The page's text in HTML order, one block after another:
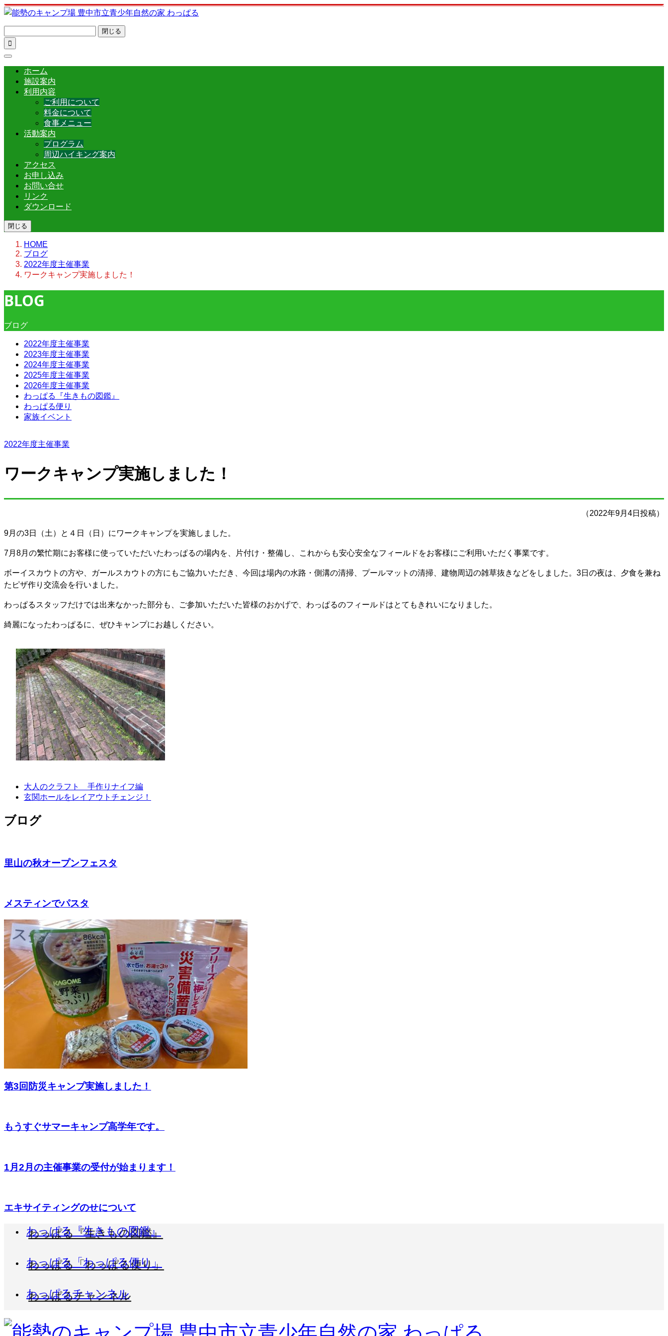
閉じる

ホーム
施設案内
利用内容
ご利用について
料金について
食事メニュー
活動案内
プログラム
周辺ハイキング案内
アクセス
お申し込み
お問い合せ
リンク
ダウンロード
閉じる
HOME
ブログ
2022年度主催事業
ワークキャンプ実施しました！
BLOG
ブログ
2022年度主催事業
2023年度主催事業
2024年度主催事業
2025年度主催事業
2026年度主催事業
わっぱる『生きもの図鑑』
わっぱる便り
家族イベント
2022年度主催事業
ワークキャンプ実施しました！
（2022年9月4日投稿）
9月の3日（土）と４日（日）にワークキャンプを実施しました。
7月8月の繁忙期にお客様に使っていただいたわっぱるの場内を、片付け・整備し、これからも安心安全なフィールドをお客様にご利用いただく事業です。
ボーイスカウトの方や、ガールスカウトの方にもご協力いただき、今回は場内の水路・側溝の清掃、プールマットの清掃、建物周辺の雑草抜きなどをしました。3日の夜は、夕食を兼ね
たピザ作り交流会を行いました。
わっぱるスタッフだけでは出来なかった部分も、ご参加いただいた皆様のおかげで、わっぱるのフィールドはとてもきれいになりました。
綺麗になったわっぱるに、ぜひキャンプにお越しください。
大人のクラフト 手作りナイフ編
玄関ホールをレイアウトチェンジ！
ブログ
里山の秋オープンフェスタ
メスティンでパスタ
第3回防災キャンプ実施しました！
もうすぐサマーキャンプ高学年です。
1月2月の主催事業の受付が始まります！
エキサイティングのせについて
わっぱる『生きもの図鑑』
わっぱる「わっぱる便り」
わっぱるチャンネル